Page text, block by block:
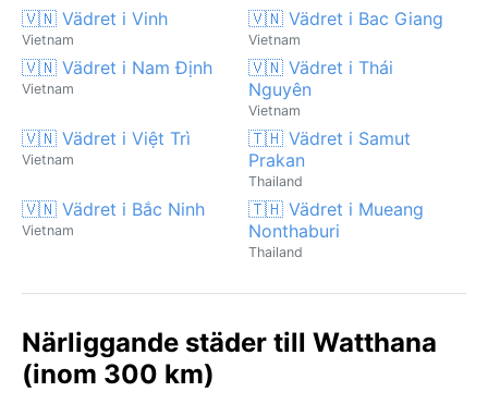
🇻🇳 Vädret i Vinh
Vietnam
🇻🇳 Vädret i Bac Giang
Vietnam
🇻🇳 Vädret i Nam Định
Vietnam
🇻🇳 Vädret i Thái
Nguyên
Vietnam
🇻🇳 Vädret i Việt Trì
Vietnam
🇹🇭 Vädret i Samut
Prakan
Thailand
🇻🇳 Vädret i Bắc Ninh
Vietnam
🇹🇭 Vädret i Mueang
Nonthaburi
Thailand
Närliggande städer till Watthana
(inom 300 km)